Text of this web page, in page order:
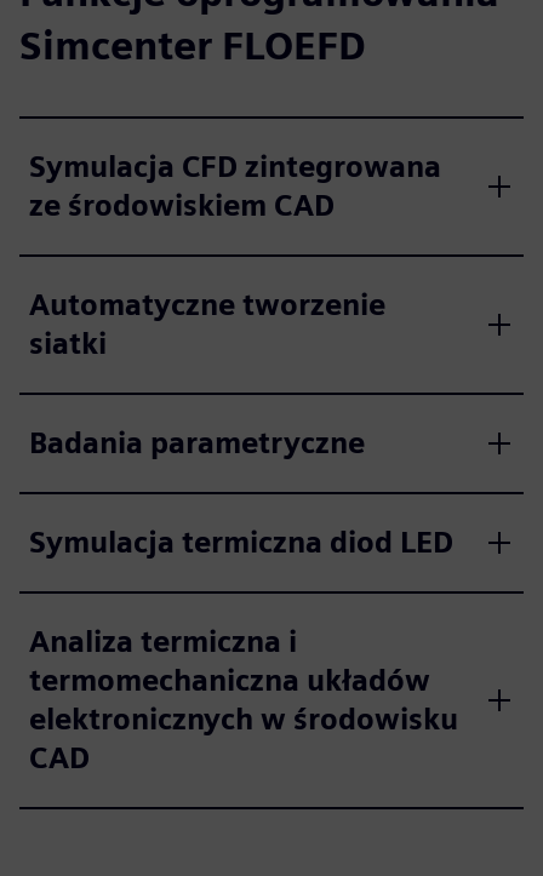
Simcenter FLOEFD
Symulacja CFD zintegrowana
ze środowiskiem CAD
Automatyczne tworzenie
siatki
Badania parametryczne
Symulacja termiczna diod LED
Analiza termiczna i
termomechaniczna układów
elektronicznych w środowisku
CAD